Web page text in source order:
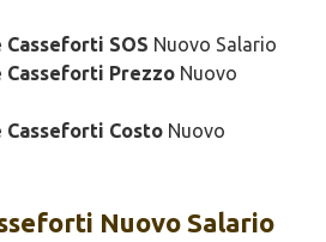
SOS Nuovo Salario
Casseforti Prezzo Nuovo
Costo Nuovo
Nuovo Salario